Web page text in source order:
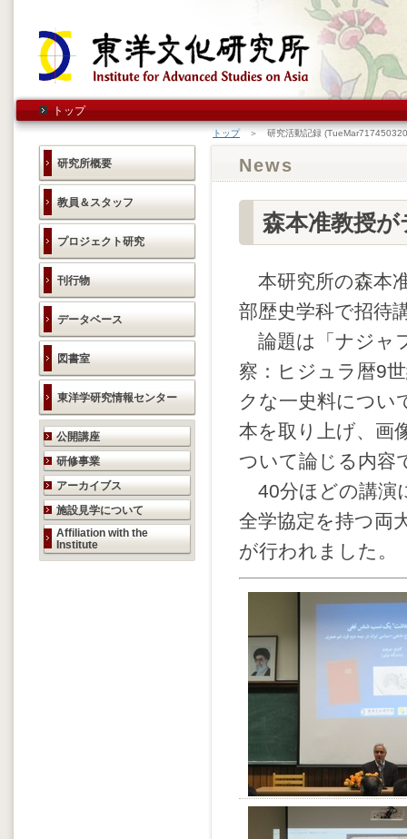
トップ
研究所概要
教員＆スタッフ
プロジェクト研究
刊行物
データベース
図書室
東洋学研究情報センター
研究活動のご案内
公開講座
研修事業
アーカイブス
施設見学について
Affiliation with the
Institute
トップ＞ 研究活動記録
News
森本准教授
本研究所の森本
部歴史学科で招待
論題は「ナジャ
察：ヒジュラ暦9
クな一史料につい
本を取り上げ、画
ついて論じる内容
40分ほどの講演
全学協定を持つ両
が行われました。